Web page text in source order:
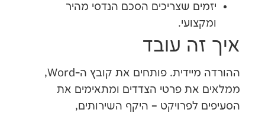
שצריכים הסכם הנדסי מהיר
עובד
ההורדה מיידית. פותחים את קובץ ה-Word,
את פרטי הצדדים ומתאימים את
לפרויקט – היקף השירותים,